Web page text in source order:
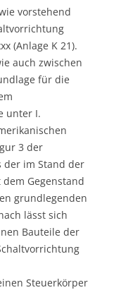
vorstehend
(Anlage K 21).
auch zwischen
für die
unter I.
3 der
der im Stand der
Gegenstand
grundlegenden
lässt sich
Bauteile der
Steuerkörper